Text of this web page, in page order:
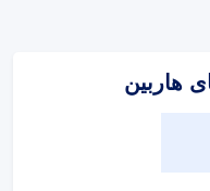
هاربین